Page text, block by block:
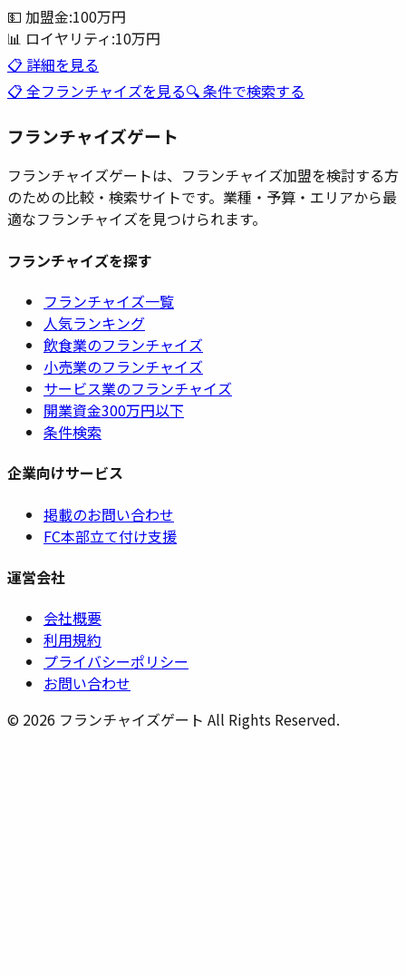
💵 加盟金:100万円
📊 ロイヤリティ:10万円
📋 詳細を見る
📋 全フランチャイズを見る🔍 条件で検索する
フランチャイズゲート
フランチャイズゲートは、フランチャイズ加盟を検討する方
のための比較・検索サイトです。業種・予算・エリアから最
適なフランチャイズを見つけられます。
フランチャイズを探す
フランチャイズ一覧
人気ランキング
飲食業のフランチャイズ
小売業のフランチャイズ
サービス業のフランチャイズ
開業資金300万円以下
条件検索
企業向けサービス
掲載のお問い合わせ
FC本部立て付け支援
運営会社
会社概要
利用規約
プライバシーポリシー
お問い合わせ
© 2026 フランチャイズゲート All Rights Reserved.